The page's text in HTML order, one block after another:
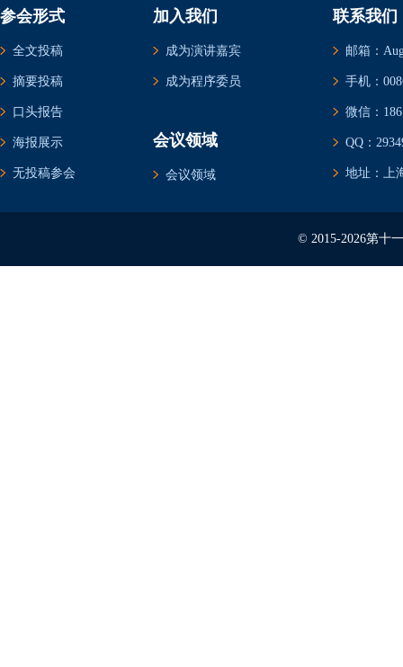
参会形式
全文投稿
摘要投稿
口头报告
海报展示
无投稿参会
加入我们
成为演讲嘉宾
成为程序委员
会议领域
会议领域
联系我们
邮箱：
手机：
微信：
QQ：
地址：上
© 2015-2026第十